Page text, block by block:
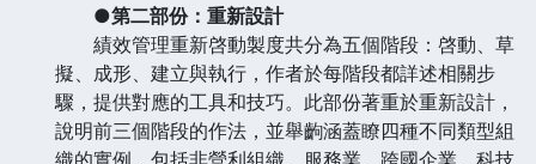
●第二部份：重新設計
績效管理重新啓動製度共分為五個階段：啓動、草
擬、成形、建立與執行，作者於每階段都詳述相關步
驟，提供對應的工具和技巧。此部份著重於重新設計，
說明前三個階段的作法，並舉齣涵蓋瞭四種不同類型組